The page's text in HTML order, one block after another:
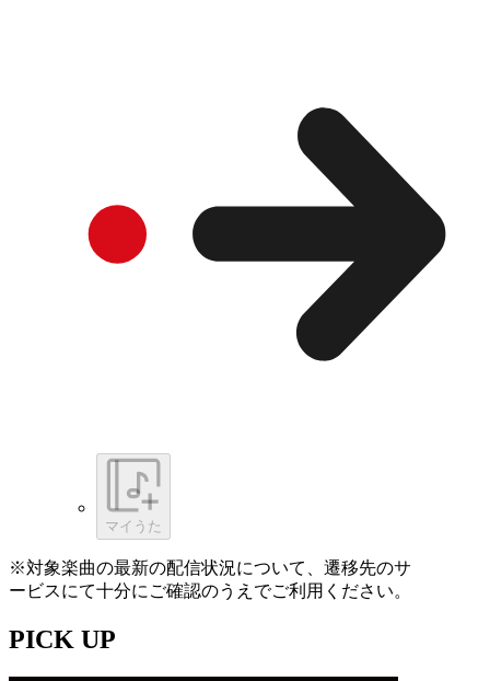
マイうた
※対象楽曲の最新の配信状況について、遷移先のサ
ービスにて十分にご確認のうえでご利用ください。
PICK UP